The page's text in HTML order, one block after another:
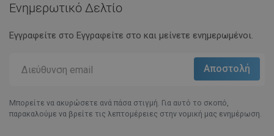
Ενημερωτικό Δελτίο
Εγγραφείτε στο Eγγραφείτε στο και μείνετε ενημερωμένοι.
Μπορείτε να ακυρώσετε ανά πάσα στιγμή. Για αυτό το σκοπό,
παρακαλούμε να βρείτε τις λεπτομέρειες στην νομική μας ενημέρωση.